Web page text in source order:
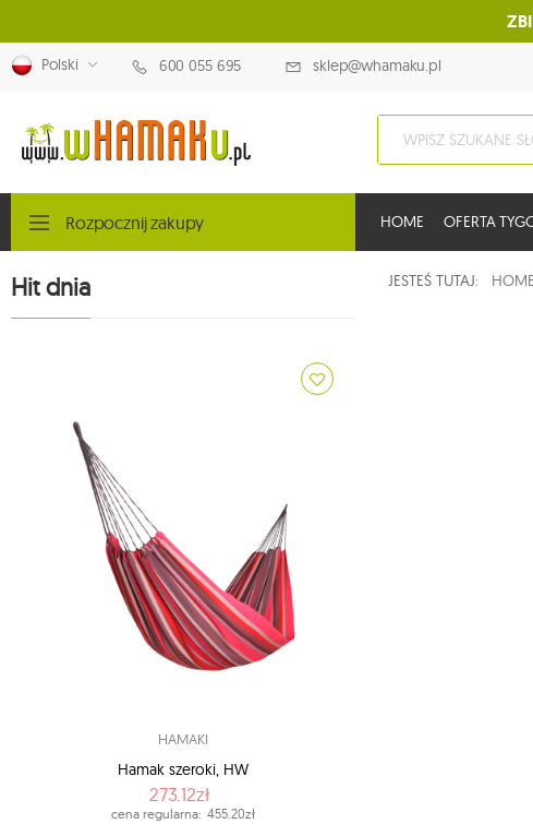
Polski 600 055 695 sklep@whamaku.pl
Rozpocznij zakupy HOME OFERTA
JESTEŚ TUTAJ: HOME
Hit dnia
HAMAKI
Hamak szeroki, HW
273.12zł
cena regularna: 455.20zł